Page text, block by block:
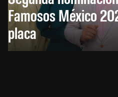
Famosos México
placa